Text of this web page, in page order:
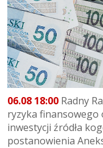
06.08 18:00 Radny
ryzyka
inwestycji źródła
postanowienia